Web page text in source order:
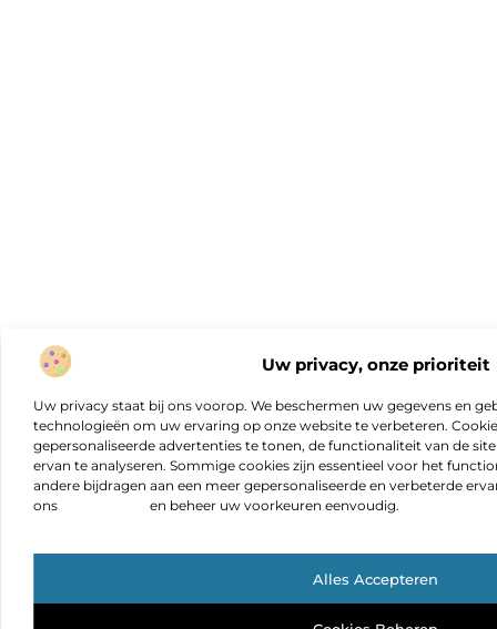
Uw privacy, onze prioriteit
Uw privacy staat bij ons voorop. We beschermen uw gegevens en
technologieën om uw ervaring op onze website te verbeteren.
gepersonaliseerde advertenties te tonen, de functionaliteit van de
ervan te analyseren. Sommige cookies zijn essentieel voor het
andere bijdragen aan een meer gepersonaliseerde en verbeterde
ons
en beheer uw voorkeuren eenvoudig.
Alles Accepteren